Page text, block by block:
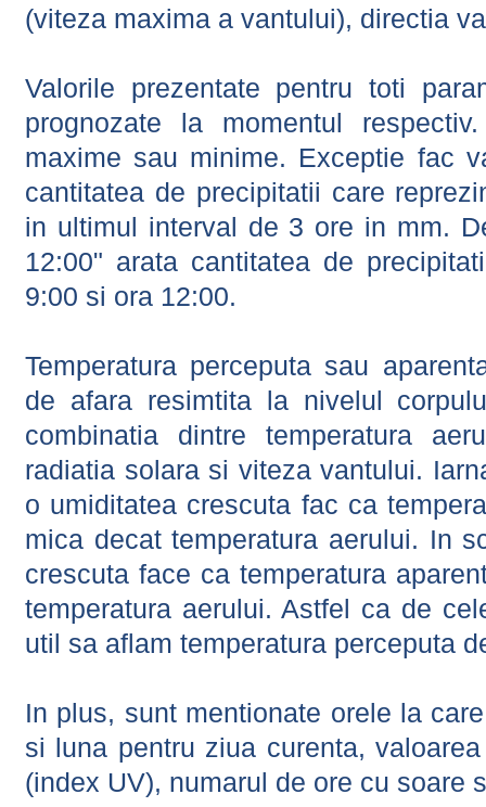
(viteza maxima a vantului), directia
Valorile prezentate pentru toti
prognozate la momentul
maxime sau minime. Exceptie fac
cantitatea de precipitatii care
in ultimul interval de 3 ore in mm.
12:00" arata cantitatea de
9:00 si ora 12:00.
Temperatura perceputa sau
de afara resimtita la nivelul
combinatia dintre temperatura
radiatia solara si viteza vantului.
o umiditatea crescuta fac ca
mica decat temperatura aerului. In
crescuta face ca temperatura
temperatura aerului. Astfel ca de
util sa aflam temperatura perceputa
In plus, sunt mentionate orele la
si luna pentru ziua curenta,
(index UV), numarul de ore cu soare